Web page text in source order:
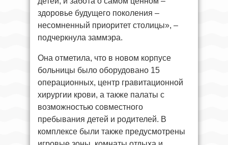
здоровье будущего поколения –
несомненный приоритет столицы», –
подчеркнула заммэра.
Она отметила, что в новом корпусе
больницы было оборудовано 15
операционных, центр гравитационной
хирургии крови, а также палаты с
возможностью совместного
пребывания детей и родителей. В
комплексе были также предусмотрены